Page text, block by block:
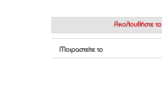
Ακολουθήστε το
Μοιραστείτε το